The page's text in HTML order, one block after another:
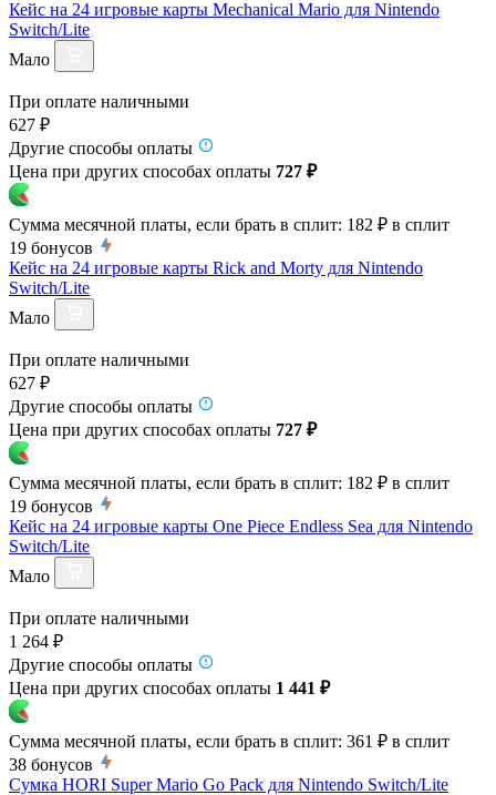
Кейс на 24 игровые карты Mechanical Mario для Nintendo
Switch/Lite
Мало
При оплате наличными
627 ₽
Другие способы оплаты
Цена при других способах оплаты 727 ₽
Сумма месячной платы, если брать в сплит: 182 ₽ в сплит
19 бонусов
Кейс на 24 игровые карты Rick and Morty для Nintendo
Switch/Lite
Мало
При оплате наличными
627 ₽
Другие способы оплаты
Цена при других способах оплаты 727 ₽
Сумма месячной платы, если брать в сплит: 182 ₽ в сплит
19 бонусов
Кейс на 24 игровые карты One Piece Endless Sea для Nintendo
Switch/Lite
Мало
При оплате наличными
1 264 ₽
Другие способы оплаты
Цена при других способах оплаты 1 441 ₽
Сумма месячной платы, если брать в сплит: 361 ₽ в сплит
38 бонусов
Сумка HORI Super Mario Go Pack для Nintendo Switch/Lite